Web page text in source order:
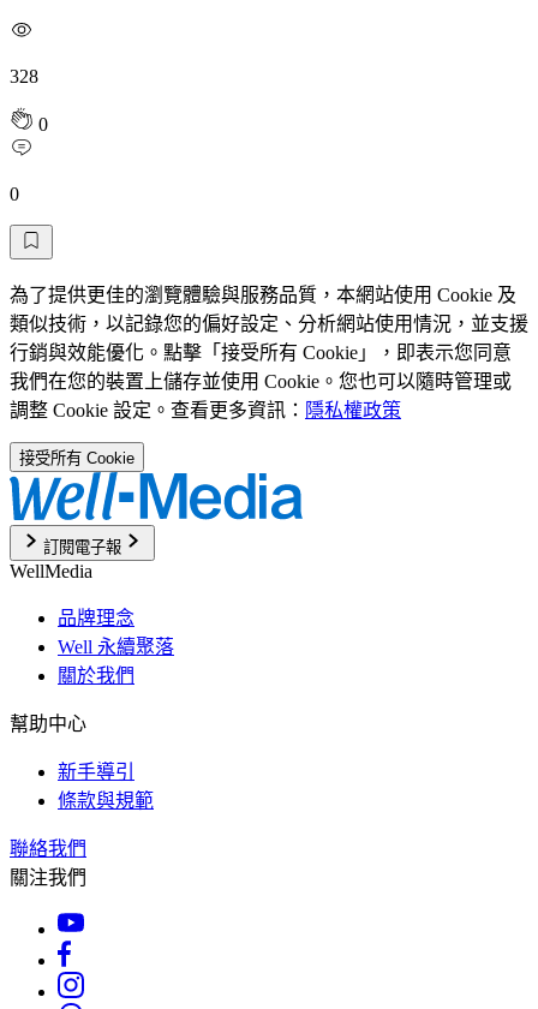
328
0
0
為了提供更佳的瀏覽體驗與服務品質，本網站使用 Cookie 及
類似技術，以記錄您的偏好設定、分析網站使用情況，並支援
行銷與效能優化。點擊「接受所有 Cookie」，即表示您同意
我們在您的裝置上儲存並使用 Cookie。您也可以隨時管理或
調整 Cookie 設定。查看更多資訊： 隱私權政策
接受所有 Cookie
訂閱電子報
WellMedia
品牌理念
Well 永續聚落
關於我們
幫助中心
新手導引
條款與規範
聯絡我們
關注我們